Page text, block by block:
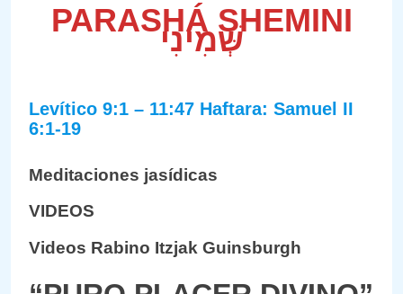
PARASHÁ SHEMINI
שְּׁמִינִי
Levítico 9:1 – 11:47 Haftara: Samuel II
6:1-19
Meditaciones jasídicas
VIDEOS
Videos Rabino Itzjak Guinsburgh